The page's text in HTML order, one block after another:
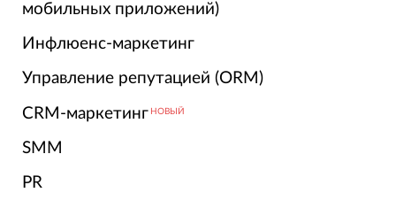
мобильных приложений)
Инфлюенс-маркетинг
Управление репутацией (ORM)
CRM-маркетинг НОВЫЙ
SMM
PR